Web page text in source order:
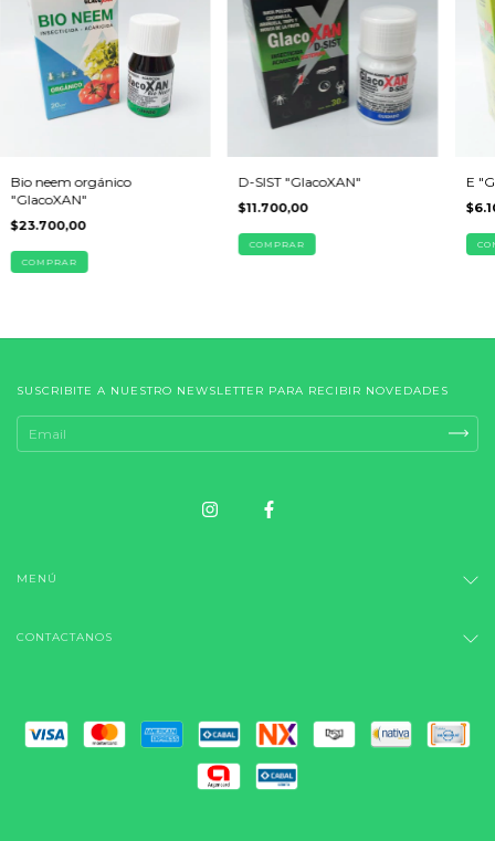
Bio neem orgánico
"GlacoXAN"
$23.700,00
D-SIST "GlacoXAN"
$11.700,00
COMPRAR
E
SUSCRIBITE A NUESTRO NEWSLETTER PARA RECIBIR NOVEDADES
MENÚ
CONTACTANOS